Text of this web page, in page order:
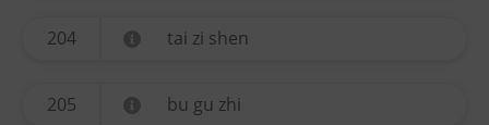
204 tai zi shen
205 bu gu zhi